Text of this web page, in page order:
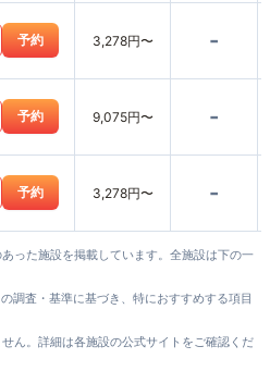
予約 3,278円〜 -
予約 9,075円〜 -
予約 3,278円〜 -
った施設を掲載しています。全施設は下の一
調査・基準に基づき、特におすすめする項目
ん。詳細は各施設の公式サイトをご確認くだ